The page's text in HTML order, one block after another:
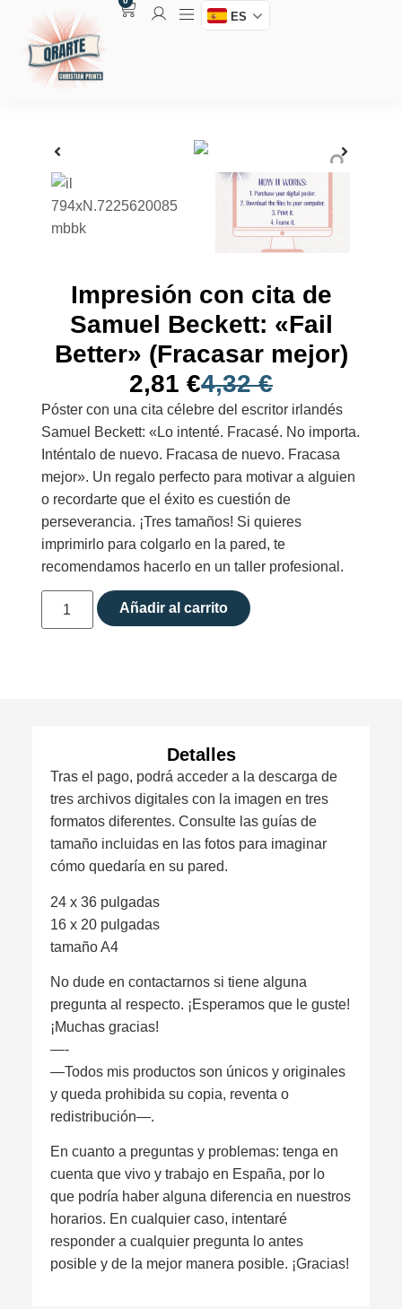
ES
Impresión con cita de
Samuel Beckett: «Fail
Better» (Fracasar mejor)
4,32€
2,81 €
Póster con una cita célebre del escritor irlandés
Samuel Beckett: «Lo intenté. Fracasé. No importa.
Inténtalo de nuevo. Fracasa de nuevo. Fracasa
mejor». Un regalo perfecto para motivar a alguien
o recordarte que el éxito es cuestión de
perseverancia. ¡Tres tamaños! Si quieres
imprimirlo para colgarlo en la pared, te
recomendamos hacerlo en un taller profesional.
Añadir al carrito
Detalles
Tras el pago, podrá acceder a la descarga de
tres archivos digitales con la imagen en tres
formatos diferentes. Consulte las guías de
tamaño incluidas en las fotos para imaginar
cómo quedaría en su pared.
24 x 36 pulgadas
16 x 20 pulgadas
tamaño A4
No dude en contactarnos si tiene alguna
pregunta al respecto. ¡Esperamos que le guste!
¡Muchas gracias!
—-
—Todos mis productos son únicos y originales
y queda prohibida su copia, reventa o
redistribución—.
En cuanto a preguntas y problemas: tenga en
cuenta que vivo y trabajo en España, por lo
que podría haber alguna diferencia en nuestros
horarios. En cualquier caso, intentaré
responder a cualquier pregunta lo antes
posible y de la mejor manera posible. ¡Gracias!